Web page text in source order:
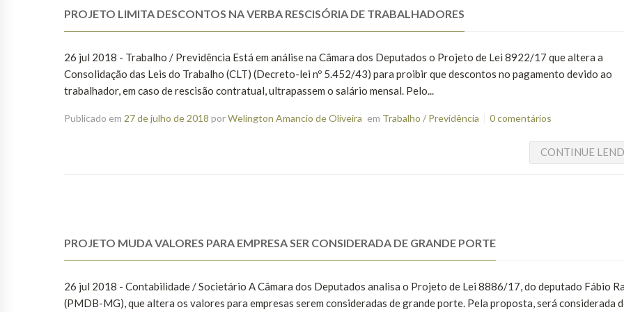
PROJETO LIMITA DESCONTOS NA VERBA RESCISÓRIA DE TRABALHADORES
26 jul 2018 - Trabalho / Previdência Está em análise na Câmara dos Deputados o Projeto de Lei 8922/17 que altera a
Consolidação das Leis do Trabalho (CLT) (Decreto-lei nº 5.452/43) para proibir que descontos no pagamento devido ao
trabalhador, em caso de rescisão contratual, ultrapassem o salário mensal. Pelo...
Publicado em 27 de julho de 2018 porWelington Amancio de Oliveira em Trabalho / Previdência 0 comentários
CONTINUE
PROJETO MUDA VALORES PARA EMPRESA SER CONSIDERADA DE GRANDE PORTE
26 jul 2018 - Contabilidade / Societário A Câmara dos Deputados analisa o Projeto de Lei 8886/17, do deputado Fábio
(PMDB-MG), que altera os valores para empresas serem consideradas de grande porte. Pela proposta, será considerada